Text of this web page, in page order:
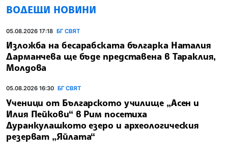
ВОДЕЩИ НОВИНИ
05.08.2026 17:18 БГ СВЯТ
Изложба на бесарабската българка Наталия
Дарманчева ще бъде представена в Тараклия,
Молдова
05.08.2026 16:30 БГ СВЯТ
Ученици от Българското училище „Асен и
Илия Пейкови“ в Рим посетиха
Дуранкулашкото езеро и археологическия
резерват „Яйлата“